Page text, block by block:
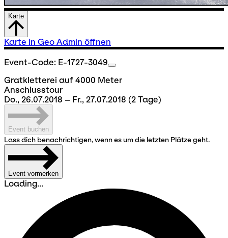
Karte
Karte in Geo Admin öffnen
Event-Code: E-1727-3049
Gratkletterei auf 4000 Meter
Anschlusstour
Do., 26.07.2018 – Fr., 27.07.2018 (2 Tage)
Event buchen
Lass dich benachrichtigen, wenn es um die letzten Plätze geht.
Event vormerken
Loading...